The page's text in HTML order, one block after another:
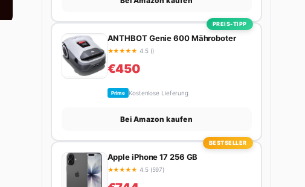
PREIS-TIPP
ANTHBOT Genie 600 Mähroboter
★★★★★ 4.5 ()
€450
Prime Kostenlose Lieferung
Bei Amazon kaufen
BESTSELLER
Apple iPhone 17 256 GB
★★★★★ 4.5 (597)